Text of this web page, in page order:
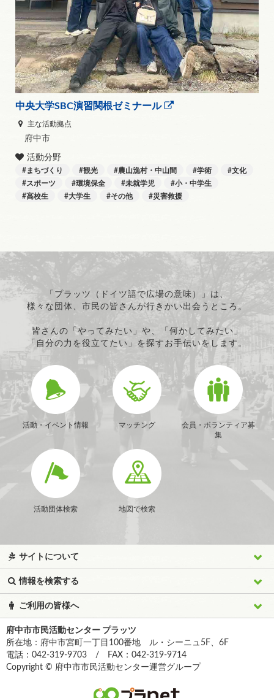
中央大学SBC演習関根ゼミナール
主な活動拠点
府中市
活動分野
まちづくり 観光 農山漁村・中山間 学術
文化
スポーツ
環境保全 未就学児
小・中学生
高校生
大学生 その他 災害救援
「プラッツ（ドイツ語で広場の意味）」は、
様々な団体、市民の皆さんが行きかい出会うところ。
皆さんの「やってみたい」や、「何かしてみたい」
「自分の力を役立てたい」を探すお手伝いをします。
活動・イベント情報 マッチング
会員・ボランティア募
集
活動団体検索 地図で検索
サイトについて
情報を検索する
ご利用の皆様へ
府中市市民活動センター プラッツ
所在地：府中市宮町一丁目100番地 ル・シーニュ5F、6F
電話：042-319-9703 / FAX：042-319-9714
Copyright © 府中市市民活動センター運営グループ